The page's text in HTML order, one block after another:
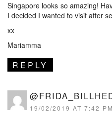
Singapore looks so amazing!
I decided I wanted to visit after
xx
Mariamma
REPLY
19/02/2019 AT 7:42 PM